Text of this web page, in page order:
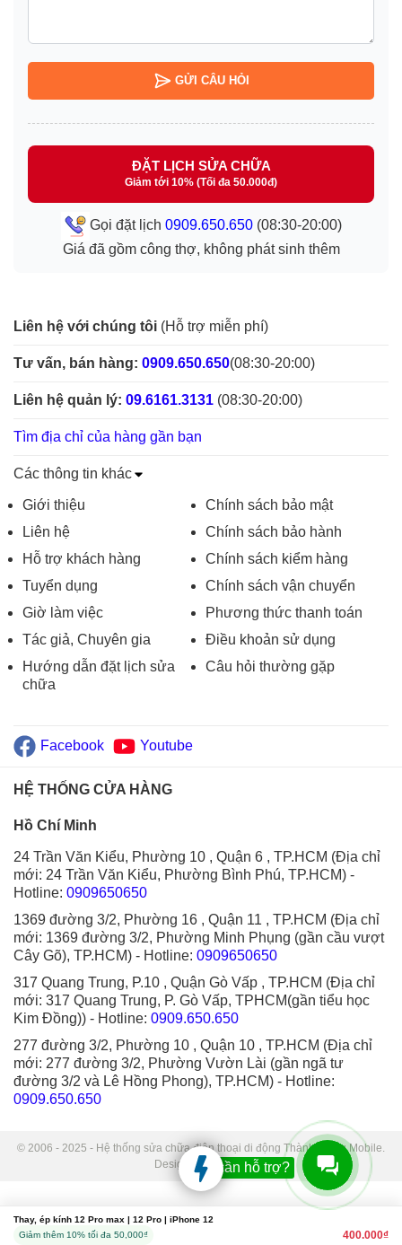
GỬI CÂU HỎI
ĐẶT LỊCH SỬA CHỮA
Giảm tới 10% (Tối đa 50.000đ)
Gọi đặt lịch 0909.650.650(08:30-20:00)
Giá đã gồm công thợ, không phát sinh thêm
Liên hệ với chúng tôi (Hỗ trợ miễn phí)
Tư vấn, bán hàng: 0909.650.650(08:30-20:00)
Liên hệ quản lý: 09.6161.3131 (08:30-20:00)
Tìm địa chỉ của hàng gần bạn
Các thông tin khác
Giới thiệu
Liên hệ
Hỗ trợ khách hàng
Tuyển dụng
Giờ làm việc
Tác giả, Chuyên gia
Hướng dẫn đặt lịch sửa
chữa
Chính sách bảo mật
Chính sách bảo hành
Chính sách kiểm hàng
Chính sách vận chuyển
Phương thức thanh toán
Điều khoản sử dụng
Câu hỏi thường gặp
Facebook Youtube
HỆ THỐNG CỬA HÀNG
Hồ Chí Minh
24 Trần Văn Kiểu, Phường 10 , Quận 6 , TP.HCM (Địa chỉ
mới: 24 Trần Văn Kiểu, Phường Bình Phú, TP.HCM) -
Hotline: 0909650650
1369 đường 3/2, Phường 16 , Quận 11 , TP.HCM (Địa chỉ
mới: 1369 đường 3/2, Phường Minh Phụng (gần cầu vượt
Cây Gõ), TP.HCM) - Hotline: 0909650650
317 Quang Trung, P.10 , Quận Gò Vấp , TP.HCM (Địa chỉ
mới: 317 Quang Trung, P. Gò Vấp, TPHCM(gần tiểu học
Kim Đồng)) - Hotline: 0909.650.650
277 đường 3/2, Phường 10 , Quận 10 , TP.HCM (Địa chỉ
mới: 277 đường 3/2, Phường Vườn Lài (gần ngã tư
đường 3/2 và Lê Hồng Phong), TP.HCM) - Hotline:
0909.650.650
© 2006 - 2025 - Hệ thống sửa chữa điện thoại di động Thành Trung Mobile.
Designed by Sudo.
Thay, ép kính 12 Pro max | 12 Pro | iPhone 12
Giảm thêm 10% tối đa 50,000₫
400.000₫
Bạn cần hỗ trợ?